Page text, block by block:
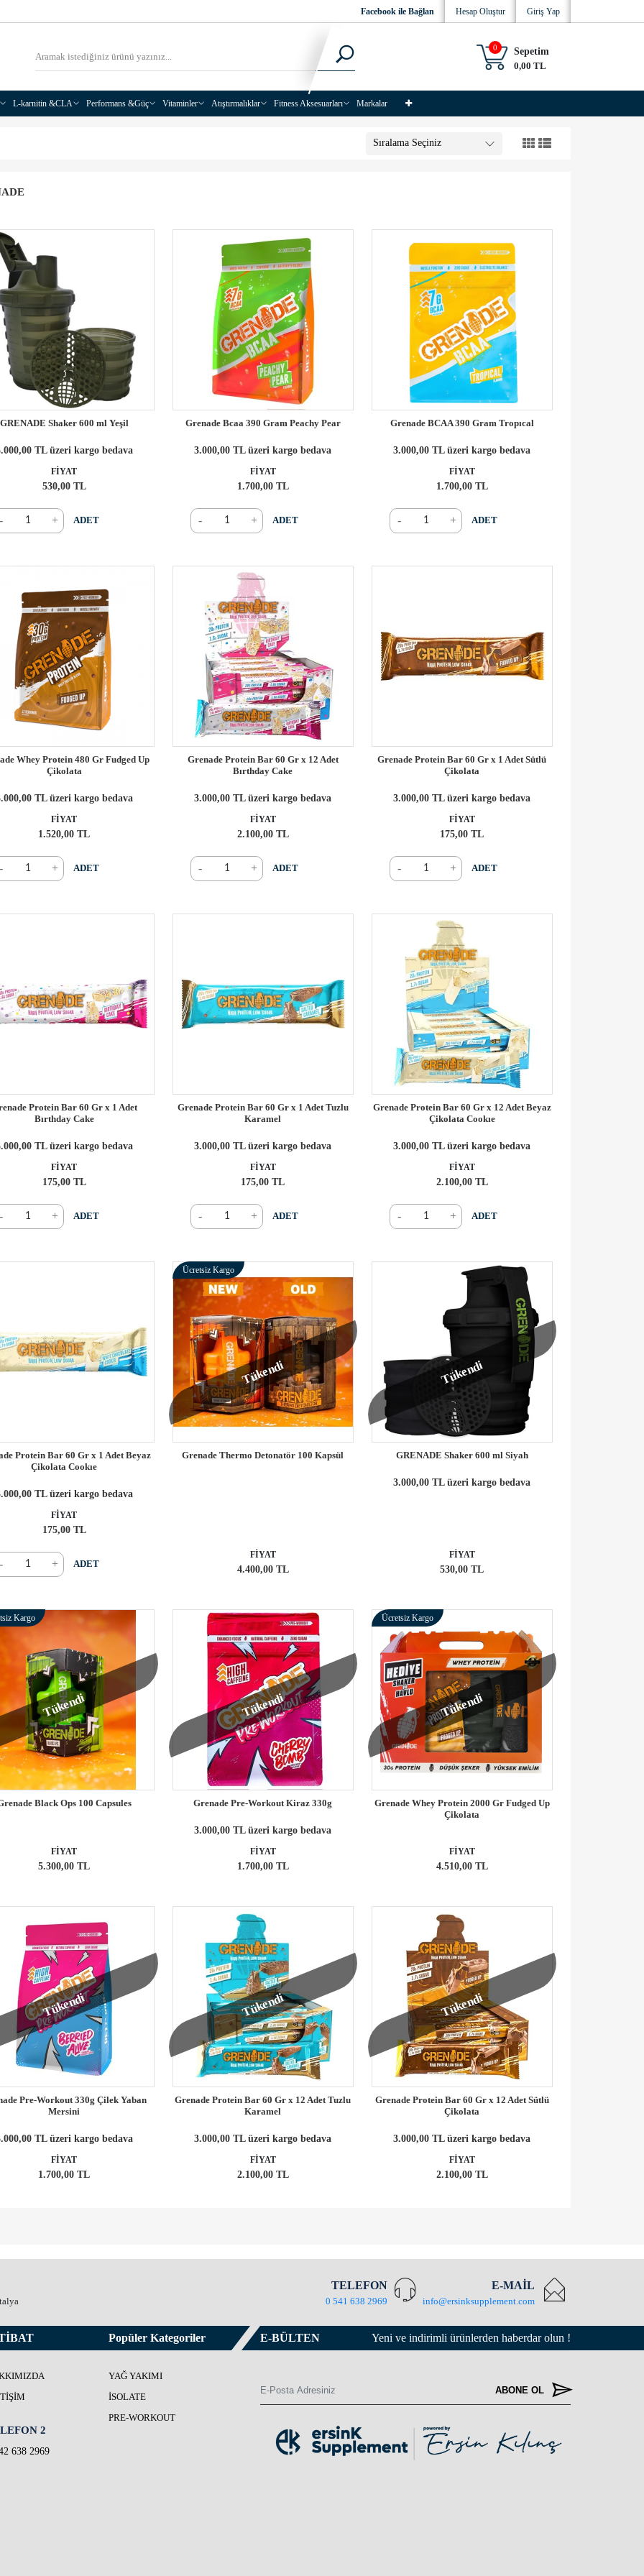
Giriş Yap
Hesap Oluştur
Facebook ile Bağlan
0
Sepetim
0,00 TL
L-karnitin &CLA Performans &Güç Vitaminler Atıştırmalıklar Fitness Aksesuarları Markalar
GRENADE Shaker 600 ml Yeşil
TL üzeri kargo bedava
FİYAT
530,00 TL
+ ADET
Grenade Bcaa 390 Gram Peachy Pear
3.000,00 TL üzeri kargo bedava
FİYAT
1.700,00 TL
- + ADET
Grenade BCAA 390 Gram Tropıcal
3.000,00 TL üzeri kargo bedava
FİYAT
1.700,00 TL
- + ADET
Whey Protein 480 Gr Fudged Up
Çikolata
TL üzeri kargo bedava
FİYAT
1.520,00 TL
+ ADET
Grenade Protein Bar 60 Gr x 12 Adet
Bırthday Cake
3.000,00 TL üzeri kargo bedava
FİYAT
2.100,00 TL
- + ADET
Grenade Protein Bar 60 Gr x 1 Adet Sütlü
Çikolata
3.000,00 TL üzeri kargo bedava
FİYAT
175,00 TL
- + ADET
Protein Bar 60 Gr x 1 Adet
Bırthday Cake
TL üzeri kargo bedava
FİYAT
175,00 TL
+ ADET
Grenade Protein Bar 60 Gr x 1 Adet Tuzlu
Karamel
3.000,00 TL üzeri kargo bedava
FİYAT
175,00 TL
- + ADET
Grenade Protein Bar 60 Gr x 12 Adet Beyaz
Çikolata Cookıe
3.000,00 TL üzeri kargo bedava
FİYAT
2.100,00 TL
- + ADET
Protein Bar 60 Gr x 1 Adet Beyaz
Çikolata Cookıe
TL üzeri kargo bedava
FİYAT
175,00 TL
+ ADET
Ücretsiz Kargo
Tükendi
Grenade Thermo Detonatör 100 Kapsül
FİYAT
4.400,00 TL
Tükendi
GRENADE Shaker 600 ml Siyah
3.000,00 TL üzeri kargo bedava
FİYAT
530,00 TL
Kargo
Tükendi
Black Ops 100 Capsules
FİYAT
5.300,00 TL
Tükendi
Grenade Pre-Workout Kiraz 330g
3.000,00 TL üzeri kargo bedava
FİYAT
1.700,00 TL
Ücretsiz Kargo
Tükendi
Grenade Whey Protein 2000 Gr Fudged Up
Çikolata
FİYAT
4.510,00 TL
Tükendi
Pre-Workout 330g Çilek Yaban
Mersini
TL üzeri kargo bedava
FİYAT
1.700,00 TL
Tükendi
Grenade Protein Bar 60 Gr x 12 Adet Tuzlu
Karamel
3.000,00 TL üzeri kargo bedava
FİYAT
2.100,00 TL
Tükendi
Grenade Protein Bar 60 Gr x 12 Adet Sütlü
Çikolata
3.000,00 TL üzeri kargo bedava
FİYAT
2.100,00 TL
2
638 2969
Popüler Kategoriler
YAĞ YAKIMI
İSOLATE
PRE-WORKOUT
E-MAİL
info@ersinksupplement.com
TELEFON
0 541 638 2969
E-BÜLTEN Yeni ve indirimli ürünlerden haberdar olun !
ABONE OL